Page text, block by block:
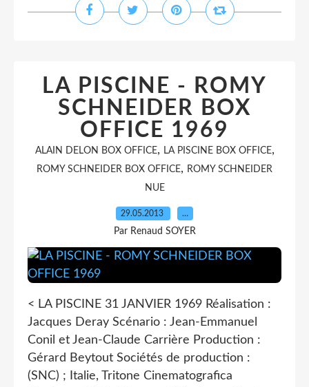
LA PISCINE - ROMY
SCHNEIDER BOX
OFFICE 1969
ALAIN DELON BOX OFFICE, LA PISCINE BOX OFFICE,
ROMY SCHNEIDER BOX OFFICE, ROMY SCHNEIDER
NUE
29.05.2013 …
Par Renaud SOYER
< LA PISCINE 31 JANVIER 1969 Réalisation :
Jacques Deray Scénario : Jean-Emmanuel
Conil et Jean-Claude Carrière Production :
Gérard Beytout Sociétés de production :
(SNC) ; Italie, Tritone Cinematografica